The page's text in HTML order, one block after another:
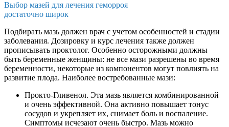
Выбор мазей для лечения геморроя
достаточно широк
Подбирать мазь должен врач с учетом особенностей и стадии
заболевания. Дозировку и курс лечения также должен
прописывать проктолог. Особенно осторожными должны
быть беременные женщины: не все мази разрешены во время
беременности, некоторые из компонентов могут повлиять на
развитие плода. Наиболее востребованные мази:
Прокто-Гливенол. Эта мазь является комбинированной
и очень эффективной. Она активно повышает тонус
сосудов и укрепляет их, снимает боль и воспаление.
Симптомы исчезают очень быстро. Мазь можно